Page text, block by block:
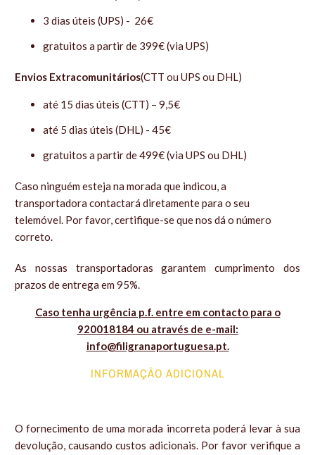
3 dias úteis (UPS) - 26€
gratuitos a partir de 399€ (via UPS)
Envios Extracomunitários(CTT ou UPS ou DHL)
até 15 dias úteis (CTT) – 9,5€
até 5 dias úteis (DHL) - 45€
gratuitos a partir de 499€(via UPS ou DHL)
Caso ninguém esteja na morada que indicou, a
transportadora contactará diretamente para o seu
telemóvel. Por favor, certifique-se que nos dá o número
correto.
As nossas transportadoras garantem cumprimento dos
prazos de entrega em 95%.
Caso tenha urgência p.f. entre em contacto para o
920018184 ou através de e-mail:
info@filigranaportuguesa.pt.
INFORMAÇÃO ADICIONAL
O fornecimento de uma morada incorreta poderá levar à sua
devolução, causando custos adicionais. Por favor verifique a